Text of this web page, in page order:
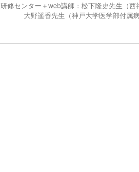
修センター＋web講師：松下隆史先生（
大野遥香先生（神戸大学医学部